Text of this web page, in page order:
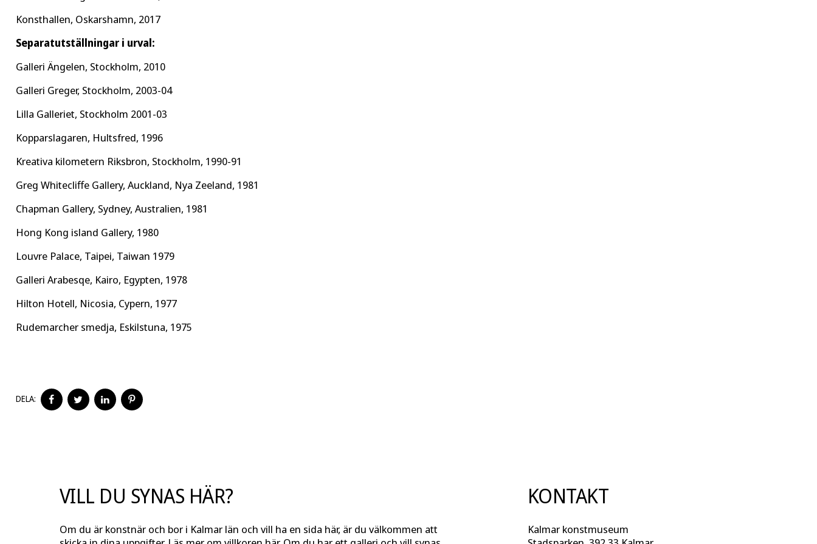
Konsthallen, Oskarshamn, 2017
Separatutställningar i urval:
Galleri Ängelen, Stockholm, 2010
Galleri Greger, Stockholm, 2003-04
Lilla Galleriet, Stockholm 2001-03
Kopparslagaren, Hultsfred, 1996
Kreativa kilometern Riksbron, Stockholm, 1990-91
Greg Whitecliffe Gallery, Auckland, Nya Zeeland, 1981
Chapman Gallery, Sydney, Australien, 1981
Hong Kong island Gallery, 1980
Louvre Palace, Taipei, Taiwan 1979
Galleri Arabesqe, Kairo, Egypten, 1978
Hilton Hotell, Nicosia, Cypern, 1977
Rudemarcher smedja, Eskilstuna, 1975
DELA:
DELA
PÅ
DELA
PÅ
DELA
PÅ
DELA
PÅ
VILL DU SYNAS HÄR?
Om du är konstnär och bor i Kalmar län och vill ha en sida här, är du välkommen att
KONTAKT
Kalmar konstmuseum